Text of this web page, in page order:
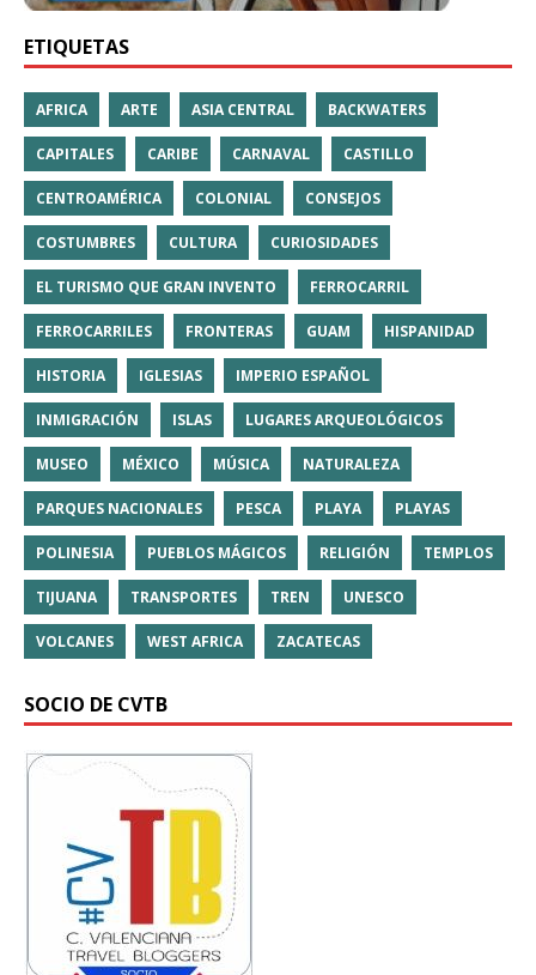
ETIQUETAS
AFRICA ARTE ASIA CENTRAL BACKWATERS
CAPITALES CARIBE CARNAVAL CASTILLO
CENTROAMÉRICA COLONIAL CONSEJOS
COSTUMBRES CULTURA CURIOSIDADES
EL TURISMO QUE GRAN INVENTO FERROCARRIL
FERROCARRILES FRONTERAS GUAM HISPANIDAD
HISTORIA IGLESIAS IMPERIO ESPAÑOL
INMIGRACIÓN ISLAS LUGARES ARQUEOLÓGICOS
MUSEO MÉXICO MÚSICA NATURALEZA
PARQUES NACIONALES PESCA PLAYA PLAYAS
POLINESIA PUEBLOS MÁGICOS RELIGIÓN TEMPLOS
TIJUANA TRANSPORTES TREN UNESCO
VOLCANES WEST AFRICA ZACATECAS
SOCIO DE CVTB